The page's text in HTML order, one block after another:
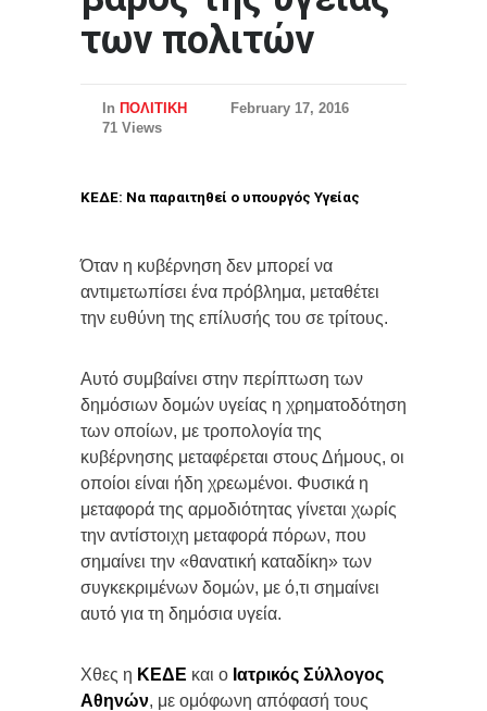
των πολιτών
In ΠΟΛΙΤΙΚΗ
February 17, 2016
71 Views
ΚΕΔΕ: Να παραιτηθεί ο υπουργός Υγείας
Όταν η κυβέρνηση δεν μπορεί να
αντιμετωπίσει ένα πρόβλημα, μεταθέτει
την ευθύνη της επίλυσής του σε τρίτους.
Αυτό συμβαίνει στην περίπτωση των
δημόσιων δομών υγείας η χρηματοδότηση
των οποίων, με τροπολογία της
κυβέρνησης μεταφέρεται στους Δήμους, οι
οποίοι είναι ήδη χρεωμένοι. Φυσικά η
μεταφορά της αρμοδιότητας γίνεται χωρίς
την αντίστοιχη μεταφορά πόρων, που
σημαίνει την «θανατική καταδίκη» των
συγκεκριμένων δομών, με ό,τι σημαίνει
αυτό για τη δημόσια υγεία.
Χθες η ΚΕΔΕ και ο Ιατρικός Σύλλογος
Αθηνών, με ομόφωνη απόφασή τους